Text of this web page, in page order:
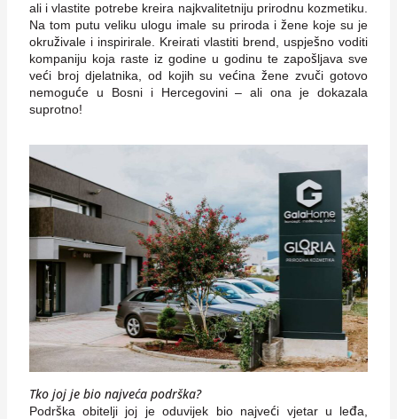
ali i vlastite potrebe kreira najkvalitetniju prirodnu kozmetiku.
Na tom putu veliku ulogu imale su priroda i žene koje su je
okruživale i inspirirale. Kreirati vlastiti brend, uspješno voditi
kompaniju koja raste iz godine u godinu te zapošljava sve
veći broj djelatnika, od kojih su većina žene zvuči gotovo
nemoguće u Bosni i Hercegovini – ali ona je dokazala
suprotno!
Tko joj je bio najveća podrška?
Podrška obitelji joj je oduvijek bio najveći vjetar u leđa,